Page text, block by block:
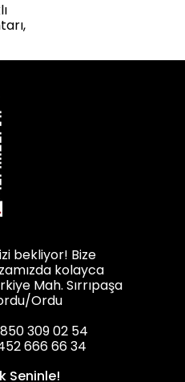
bekliyor! Bize
kolayca
Mah. Sırrıpaşa
Ordu
309 02 54
666 66 34
Seninle!